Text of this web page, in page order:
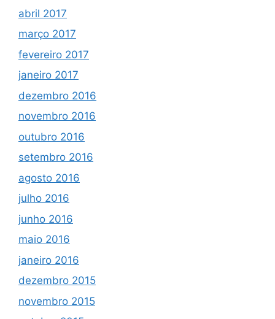
abril 2017
março 2017
fevereiro 2017
janeiro 2017
dezembro 2016
novembro 2016
outubro 2016
setembro 2016
agosto 2016
julho 2016
junho 2016
maio 2016
janeiro 2016
dezembro 2015
novembro 2015